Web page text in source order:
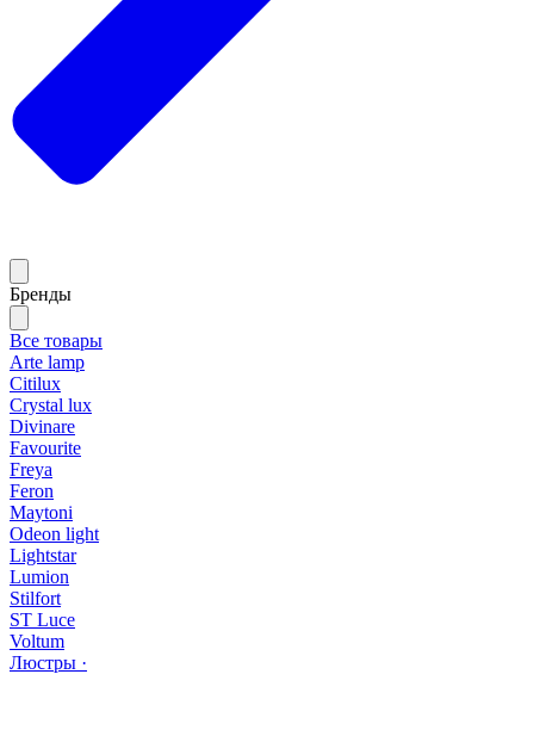
Бренды
Все товары
Arte lamp
Citilux
Crystal lux
Divinare
Favourite
Freya
Feron
Maytoni
Odeon light
Lightstar
Lumion
Stilfort
ST Luce
Voltum
Люстры ·